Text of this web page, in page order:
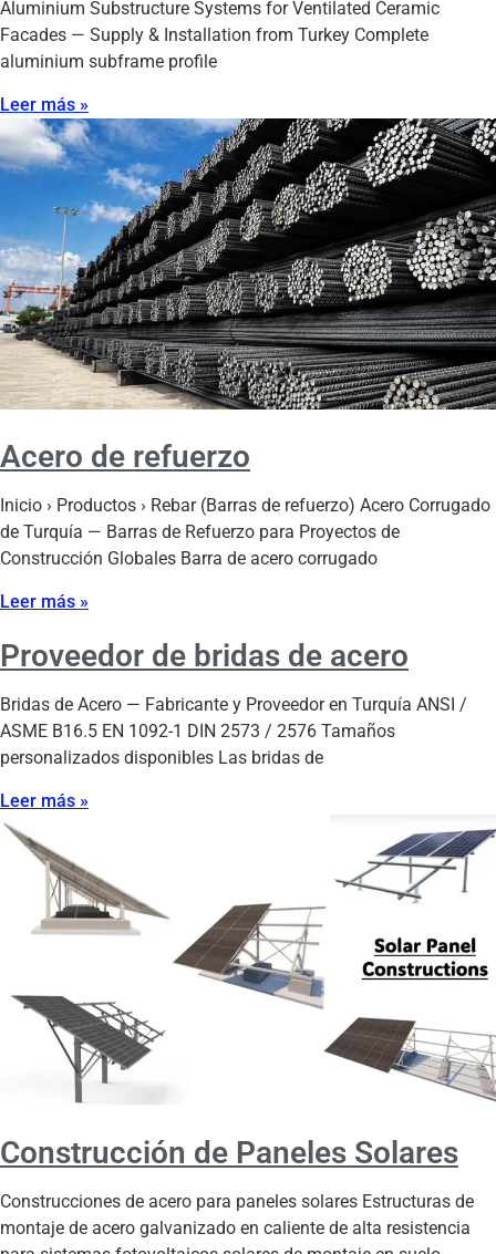
Aluminium Substructure Systems for Ventilated Ceramic
Facades — Supply & Installation from Turkey Complete
aluminium subframe profile
Leer más »
Acero de refuerzo
Inicio › Productos › Rebar (Barras de refuerzo) Acero Corrugado
de Turquía — Barras de Refuerzo para Proyectos de
Construcción Globales Barra de acero corrugado
Leer más »
Proveedor de bridas de acero
Bridas de Acero — Fabricante y Proveedor en Turquía ANSI /
ASME B16.5 EN 1092-1 DIN 2573 / 2576 Tamaños
personalizados disponibles Las bridas de
Leer más »
Construcción de Paneles Solares
Construcciones de acero para paneles solares Estructuras de
montaje de acero galvanizado en caliente de alta resistencia